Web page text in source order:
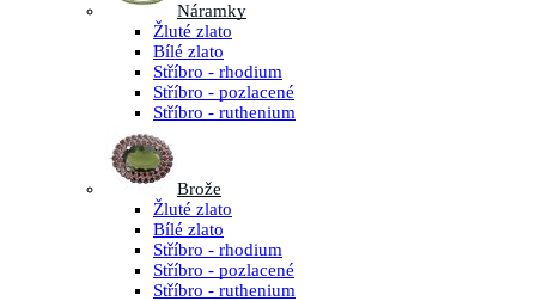
Náramky
Žluté zlato
Bílé zlato
Stříbro - rhodium
Stříbro - pozlacené
Stříbro - ruthenium
Brože
Žluté zlato
Bílé zlato
Stříbro - rhodium
Stříbro - pozlacené
Stříbro - ruthenium